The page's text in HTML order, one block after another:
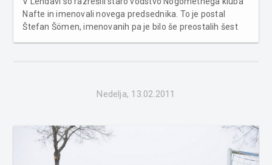
Nafte in imenovali novega predsednika. To je postal
Štefan Šömen, imenovanih pa je bilo še preostalih šest
Nedelja, 13.02.2011